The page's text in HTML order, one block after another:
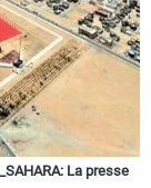
La presse